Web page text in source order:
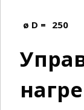
ø D = 250